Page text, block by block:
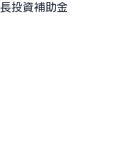
投資補助金